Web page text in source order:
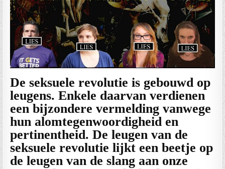
De seksuele revolutie is gebouwd op
leugens. Enkele daarvan verdienen
een bijzondere vermelding vanwege
hun alomtegenwoordigheid en
pertinentheid. De leugen van de
seksuele revolutie lijkt een beetje op
de leugen van de slang aan onze